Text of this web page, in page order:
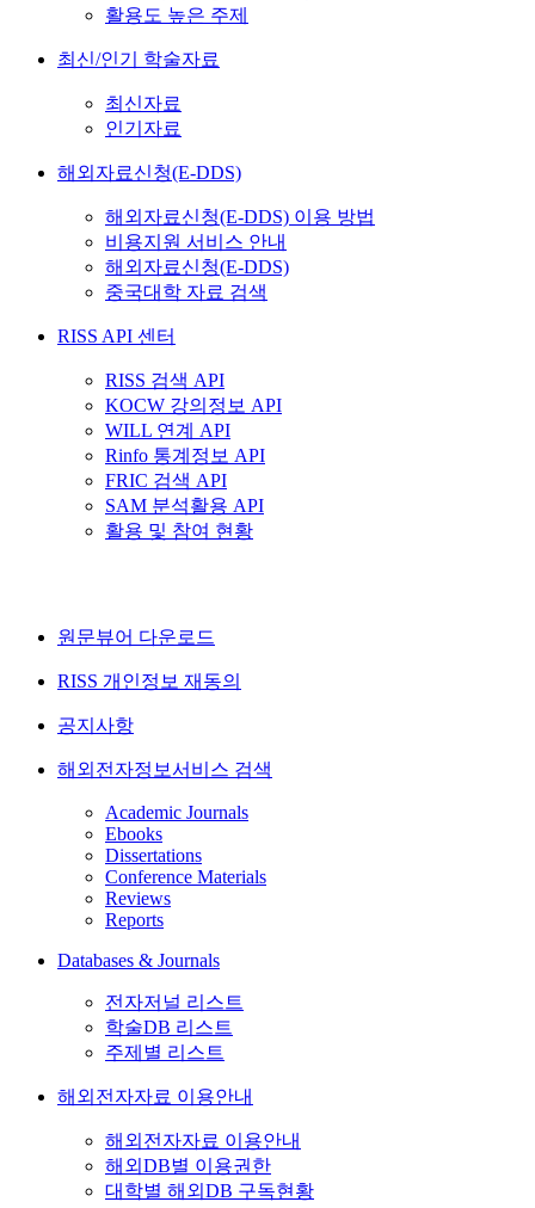
활용도 높은 주제
최신/인기 학술자료
최신자료
인기자료
해외자료신청(E-DDS)
해외자료신청(E-DDS) 이용 방법
비용지원 서비스 안내
해외자료신청(E-DDS)
중국대학 자료 검색
RISS API 센터
RISS 검색 API
KOCW 강의정보 API
WILL 연계 API
Rinfo 통계정보 API
FRIC 검색 API
SAM 분석활용 API
활용 및 참여 현황
원문뷰어 다운로드
RISS 개인정보 재동의
공지사항
해외전자정보서비스 검색
Academic Journals
Ebooks
Dissertations
Conference Materials
Reviews
Reports
Databases & Journals
전자저널 리스트
학술DB 리스트
주제별 리스트
해외전자자료 이용안내
해외전자자료 이용안내
해외DB별 이용권한
대학별 해외DB 구독현황